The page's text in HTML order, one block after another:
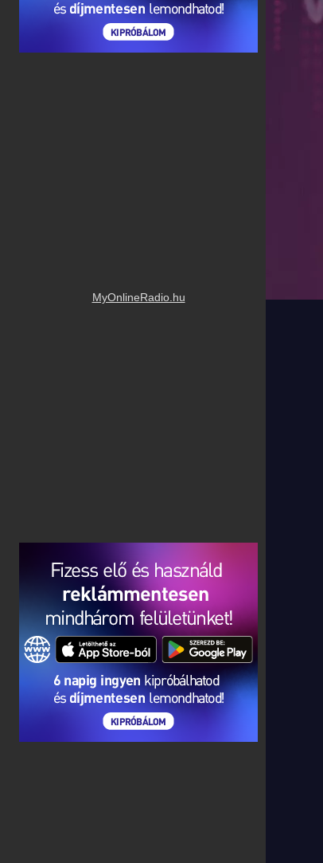
MyOnlineRadio.hu